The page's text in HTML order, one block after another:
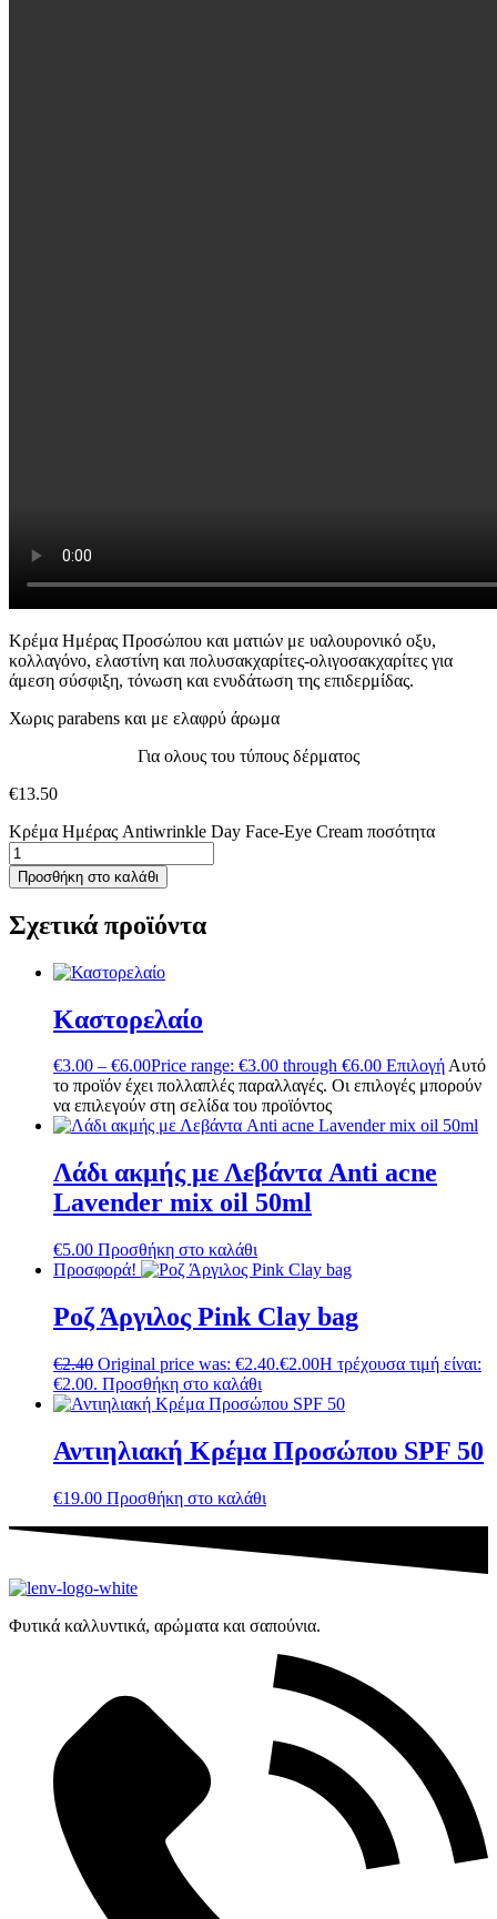
Κρέμα Ημέρας Προσώπου και ματιών με υαλουρονικό οξυ,
κολλαγόνο, ελαστίνη και πολυσακχαρίτες-ολιγοσακχαρίτες για
άμεση σύσφιξη, τόνωση και ενυδάτωση της επιδερμίδας.
Χωρις parabens και με ελαφρύ άρωμα
Για ολους του τύπους δέρματος
€13.50
Κρέμα Ημέρας Antiwrinkle Day Face-Eye Cream ποσότητα
Προσθήκη στο καλάθι
Σχετικά προϊόντα
Καστορελαίο
€3.00 – €6.00Price range: €3.00 through €6.00 ΕπιλογήΑυτό
το προϊόν έχει πολλαπλές παραλλαγές. Οι επιλογές μπορούν
να επιλεγούν στη σελίδα του προϊόντος
Λάδι ακμής με Λεβάντα Anti acne
Lavender mix oil 50ml
€5.00 Προσθήκη στο καλάθι
Προσφορά!
Ροζ Άργιλος Pink Clay bag
€2.40 Original price was: €2.40.€2.00Η τρέχουσα τιμή είναι:
€2.00. Προσθήκη στο καλάθι
Αντιηλιακή Κρέμα Προσώπου SPF 50
€19.00 Προσθήκη στο καλάθι
Φυτικά καλλυντικά, αρώματα και σαπούνια.